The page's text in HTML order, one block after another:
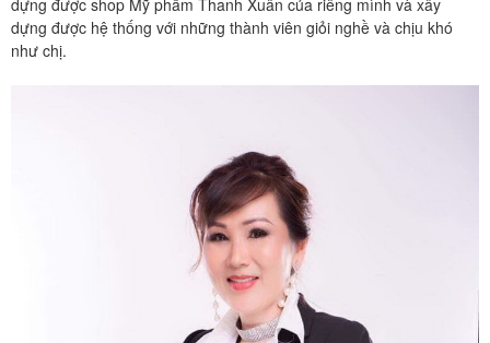
dựng được shop Mỹ phẩm Thanh Xuân của riêng mình và xây
dựng được hệ thống với những thành viên giỏi nghề và chịu khó
như chị.